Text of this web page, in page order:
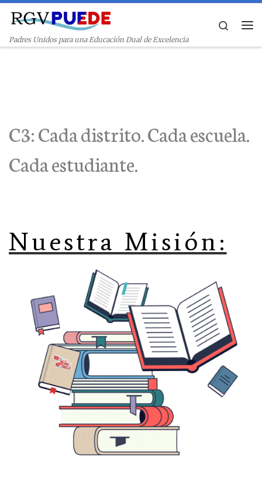
Skip to content
Padres Unidos para una Educación Dual de Excelencia
Search
C3: Cada distrito. Cada escuela.
Cada estudiante.
Nuestra Misión: